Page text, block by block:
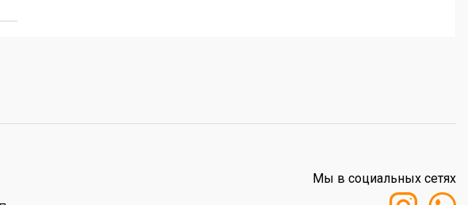
Мы в социальных сетях